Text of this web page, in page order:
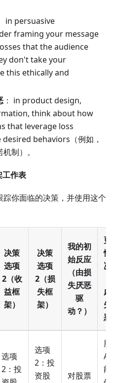
in persuasive
framing your message
that the audience
don't take your
this ethically and
： in product design,
think about how
that leverage loss
behaviors（例如，
制）。
工作表
你面临的决策，并使用这个
决策
选项
2（收
益框
架）
决策
选项
2（损
失框
架）
我的初
始反应
（由损
失厌恶
驱
动？）
更
性
决
虑
失
恶
选项
2：投
选项
2：投
资股
对股票
股
A
能